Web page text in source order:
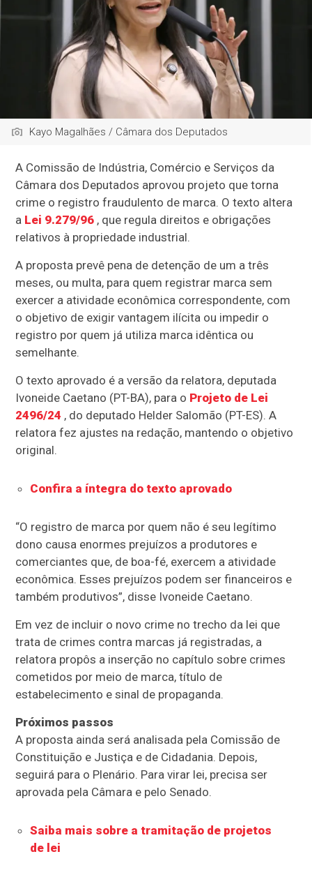
Kayo Magalhães / Câmara dos Deputados
A Comissão de Indústria, Comércio e Serviços da
Câmara dos Deputados aprovou projeto que torna
crime o registro fraudulento de marca. O texto altera
a Lei 9.279/96 , que regula direitos e obrigações
relativos à propriedade industrial.
A proposta prevê pena de detenção de um a três
meses, ou multa, para quem registrar marca sem
exercer a atividade econômica correspondente, com
o objetivo de exigir vantagem ilícita ou impedir o
registro por quem já utiliza marca idêntica ou
semelhante.
O texto aprovado é a versão da relatora, deputada
Ivoneide Caetano (PT-BA), para o Projeto de Lei
2496/24 , do deputado Helder Salomão (PT-ES). A
relatora fez ajustes na redação, mantendo o objetivo
original.
Confira a íntegra do texto aprovado
“O registro de marca por quem não é seu legítimo
dono causa enormes prejuízos a produtores e
comerciantes que, de boa-fé, exercem a atividade
econômica. Esses prejuízos podem ser financeiros e
também produtivos”, disse Ivoneide Caetano.
Em vez de incluir o novo crime no trecho da lei que
trata de crimes contra marcas já registradas, a
relatora propôs a inserção no capítulo sobre crimes
cometidos por meio de marca, título de
estabelecimento e sinal de propaganda.
Próximos passos
A proposta ainda será analisada pela Comissão de
Constituição e Justiça e de Cidadania. Depois,
seguirá para o Plenário. Para virar lei, precisa ser
aprovada pela Câmara e pelo Senado.
Saiba mais sobre a tramitação de projetos
de lei